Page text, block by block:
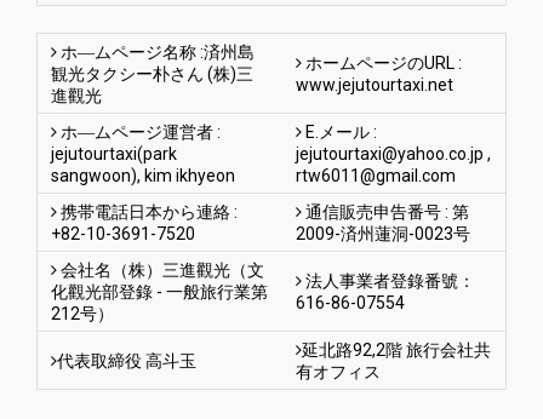
ホ―ムページ名称 :済州島
観光タクシー朴さん (株)三
進觀光
ホームページのURL :
www.jejutourtaxi.net
ホ―ムページ運営者 :
jejutourtaxi(park
sangwoon), kim ikhyeon
E.メール :
jejutourtaxi@yahoo.co.jp ,
rtw6011@gmail.com
携帯電話日本から連絡 :
+82-10-3691-7520
通信販売申告番号 : 第
2009-済州蓮洞-0023号
会社名（株）三進觀光（文
化觀光部登錄 - 一般旅行業第
212号）
法人事業者登錄番號：
616-86-07554
代表取締役 高斗玉
延北路92,2階 旅行会社共
有オフィス